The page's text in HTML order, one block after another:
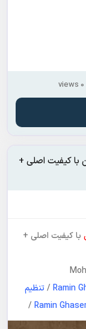
0 views
با کیفیت اصلی +
با کیفیت اصلی +
/تنظیم
/